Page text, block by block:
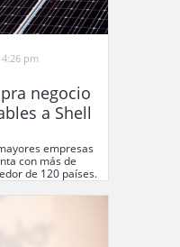
pm
negocio
a Shell
empresas
con más de
de 120 países.